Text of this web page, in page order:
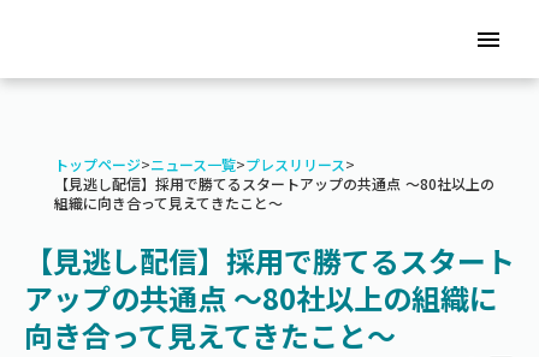
menu
トップページ>ニュース一覧>プレスリリース>
【見逃し配信】採用で勝てるスタートアップの共通点 〜80社以上の
組織に向き合って見えてきたこと〜
【見逃し配信】採用で勝てるスタート
アップの共通点 〜80社以上の組織に
向き合って見えてきたこと〜